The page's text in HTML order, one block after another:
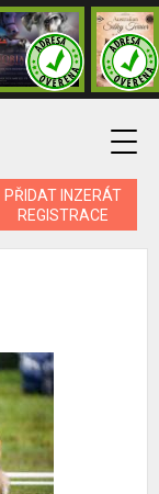
PŘIDAT INZERÁT
REGISTRACE